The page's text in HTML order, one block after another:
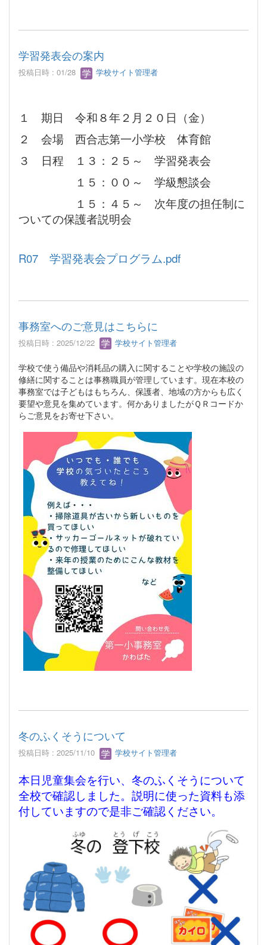
学習発表会の案内
投稿日時 : 01/28 学校サイト管理者
１ 期日 令和８年２月２０日（金）
２ 会場 西合志第一小学校 体育館
３ 日程 １３：２５～ 学習発表会
１５：００～ 学級懇談会
１５：４５～ 次年度の担任制に
ついての保護者説明会
R07 学習発表会プログラム.pdf
事務室へのご意見はこちらに
投稿日時 : 2025/12/22 学校サイト管理者
学校で使う備品や消耗品の購入に関することや学校の施設の
修繕に関することは事務職員が管理しています。現在本校の
事務室では子どもはもちろん、保護者、地域の方からも広く
要望や意見を集めています。何かありましたがＱＲコードか
らご意見をお寄せ下さい。
冬のふくそうについて
投稿日時 : 2025/11/10 学校サイト管理者
本日児童集会を行い、冬のふくそうについて
全校で確認しました。説明に使った資料も添
付していますので是非ご確認ください。